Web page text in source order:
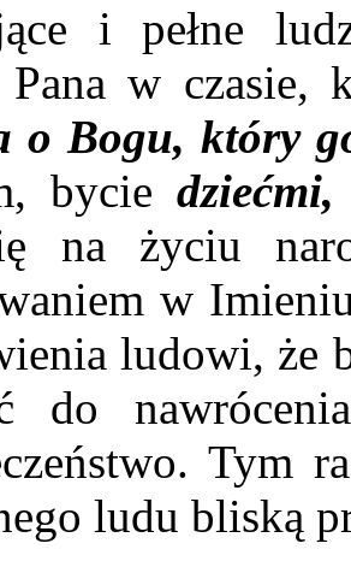
i pełne
Pana w
o Bogu, który
bycie
na życiu
w
ludowi, że
do
Tym
ludu bliską